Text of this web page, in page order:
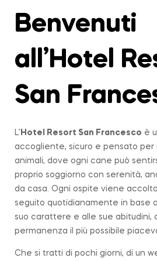
Benvenuti
all’Hotel
San
L’ Hotel Resort San Francesco è
accogliente, sicuro e pensato per
animali, dove ogni cane può
proprio soggiorno con serenità,
da casa. Ogni ospite viene
seguito quotidianamente in base
suo carattere e alle sue abitudini,
permanenza il più possibile
Che si tratti di pochi giorni, di un